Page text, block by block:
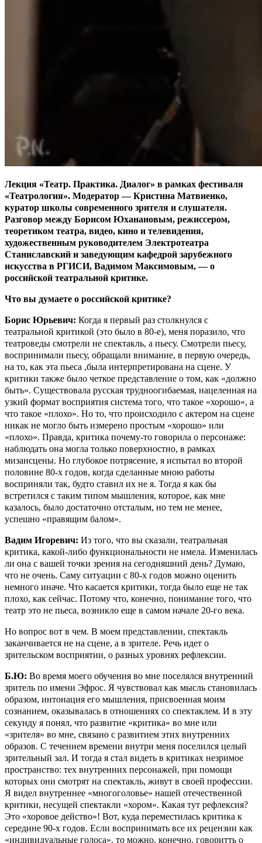
Лекция «Театр. Практика. Диалог» в рамках фестиваля
«Театрология». Модератор — Кристина Матвиенко,
куратор школы современного зрителя и слушателя.
Разговор между Борисом Юханановым, режиссером,
теоретиком театра, видео, кино и телевидения,
художественным руководителем Электротеатра
Станиславский и заведующим кафедрой зарубежного
искусства в РГИСИ, Вадимом Максимовым, — о
российской театральной критике.
Что вы думаете о российской критике?
Борис Юрьевич: Когда я первый раз столкнулся с
театральной критикой (это было в 80-е), меня поразило, что
театроведы смотрели не спектакль, а пьесу. Смотрели пьесу,
воспринимали пьесу, обращали внимание, в первую очередь,
на то, как эта пьеса ,была интерпретирована на сцене. У
критики также было четкое представление о том, как «должно
быть». Существовала русская трудноогибаемая, нацеленная на
узкий формат восприятия система того, что такое «хорошо», а
что такое «плохо». Но то, что происходило с актером на сцене
никак не могло быть измерено простым «хорошо» или
«плохо». Правда, критика почему-то говорила о персонаже:
наблюдать она могла только поверхностно, в рамках
мизансцены. Но глубокое потрясение, я испытал во второй
половине 80-х годов, когда сделанные мною работы
восприняли так, будто ставил их не я. Тогда я как бы
встретился с таким типом мышления, которое, как мне
казалось, было достаточно отсталым, но тем не менее,
успешно «правящим балом».
Вадим Игоревич: Из того, что вы сказали, театральная
критика, какой-либо функциональности не имела. Изменилась
ли она с вашей точки зрения на сегодняшний день? Думаю,
что не очень. Саму ситуации с 80-х годов можно оценить
немного иначе. Что касается критики, тогда было еще не так
плохо, как сейчас. Потому что, конечно, понимание того, что
театр это не пьеса, возникло еще в самом начале 20-го века.
Но вопрос вот в чем. В моем представлении, спектакль
заканчивается не на сцене, а в зрителе. Речь идет о
зрительском восприятии, о разных уровнях рефлексии.
Б.Ю: Во время моего обучения во мне поселялся внутренний
зритель по имени Эфрос. Я чувствовал как мысль становилась
образом, интонация его мышления, присвоенная моим
сознанием, оказывалась в отношениях со спектаклем. И в эту
секунду я понял, что развитие «критика» во мне или
«зрителя» во мне, связано с развитием этих внутренних
образов. С течением времени внутри меня поселился целый
зрительный зал. И тогда я стал видеть в критиках незримое
пространство: тех внутренних персонажей, при помощи
которых они смотрят на спектакль, живут в своей профессии.
Я видел внутреннее «многоголовье» нашей отечественной
критики, несущей спектакли «хором». Какая тут рефлексия?
Это «хоровое действо»! Вот, куда переместилась критика к
середине 90-х годов. Если воспринимать все их рецензии как
«индивидуальные голоса», то можно, конечно, говоритть о